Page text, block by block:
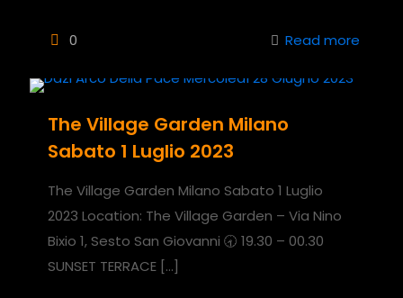
0 Read more
The Village Garden Milano
Sabato 1 Luglio 2023
The Village Garden Milano Sabato 1 Luglio
2023 Location: The Village Garden – Via Nino
Bixio 1, Sesto San Giovanni 🕣 19.30 – 00.30
SUNSET TERRACE […]